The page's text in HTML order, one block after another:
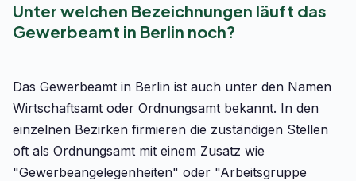
Unter welchen Bezeichnungen läuft das
Gewerbeamt in Berlin noch?
Das Gewerbeamt in Berlin ist auch unter den Namen
Wirtschaftsamt oder Ordnungsamt bekannt. In den
einzelnen Bezirken firmieren die zuständigen Stellen
oft als Ordnungsamt mit einem Zusatz wie
"Gewerbeangelegenheiten" oder "Arbeitsgruppe